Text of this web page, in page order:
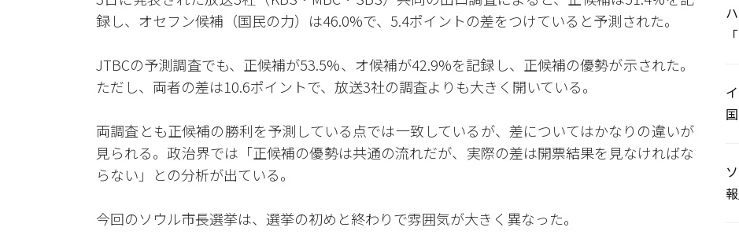
録し、オセフン候補（国民の力）は46.0%で、5.4ポイントの差をつけていると予測された。
JTBCの予測調査でも、正候補が53.5%、オ候補が42.9%を記録し、正候補の優勢が示された。
ただし、両者の差は10.6ポイントで、放送3社の調査よりも大きく開いている。
両調査とも正候補の勝利を予測している点では一致しているが、差についてはかなりの違いが
見られる。政治界では「正候補の優勢は共通の流れだが、実際の差は開票結果を見なければな
らない」との分析が出ている。
今回のソウル市長選挙は、選挙の初めと終わりで雰囲気が大きく異なった。